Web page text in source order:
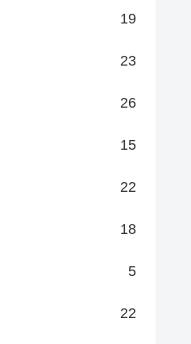
19
23
26
15
22
18
5
22